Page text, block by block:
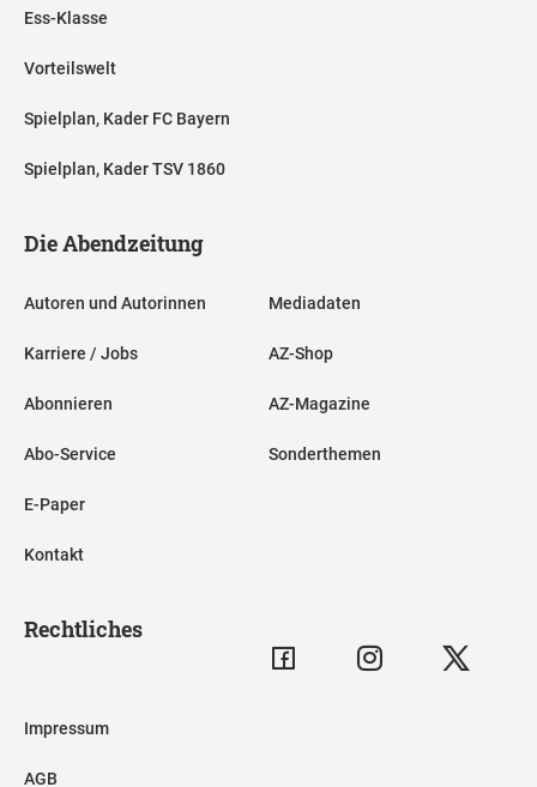
Ess-Klasse
Vorteilswelt
Spielplan, Kader FC Bayern
Spielplan, Kader TSV 1860
Die Abendzeitung
Autoren und Autorinnen
Karriere / Jobs
Abonnieren
Abo-Service
E-Paper
Kontakt
Mediadaten
AZ-Shop
AZ-Magazine
Sonderthemen
Rechtliches
Impressum
AGB